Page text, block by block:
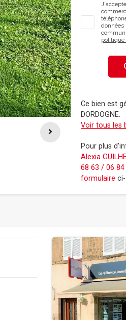
données
politique
Ce bien est
DORDOGNE.
Voir tous les
Pour plus
Alexia
68 63 / 06 84
formulaire